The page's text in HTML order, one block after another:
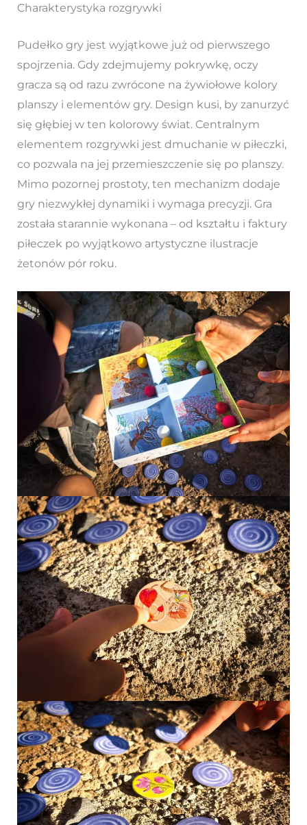
Charakterystyka rozgrywki
Pudełko gry jest wyjątkowe już od pierwszego
spojrzenia. Gdy zdejmujemy pokrywkę, oczy
gracza są od razu zwrócone na żywiołowe kolory
planszy i elementów gry. Design kusi, by zanurzyć
się głębiej w ten kolorowy świat. Centralnym
elementem rozgrywki jest dmuchanie w piłeczki,
co pozwala na jej przemieszczenie się po planszy.
Mimo pozornej prostoty, ten mechanizm dodaje
gry niezwykłej dynamiki i wymaga precyzji. Gra
została starannie wykonana – od kształtu i faktury
piłeczek po wyjątkowo artystyczne ilustracje
żetonów pór roku.